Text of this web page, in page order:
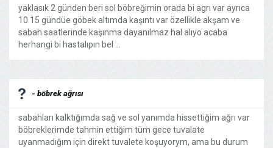
yaklasık 2 günden beri sol böbreğimin orada bi agrı var ayrıca
10 15 gündüe göbek altımda kaşıntı var özellikle akşam ve
sabah saatlerinde kaşınma dayanılmaz hal alıyo acaba
herhangi bi hastalıpın bel ...
- böbrek ağrısı
sabahları kalktığımda sağ ve sol yanımda hissettiğim ağrı var
böbreklerimde tahmin ettiğim tüm gece tuvalate
uyanmadığım için direkt tuvalete koşuyorym, ama bu durum